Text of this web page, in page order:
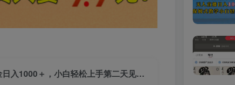
（9791期）冷门项目，靠一款软件暴力掘金日入1000＋，小白轻松上手第二天见收益